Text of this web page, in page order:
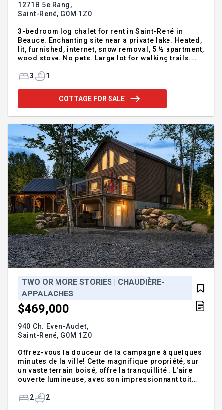
1271B 5e Rang,
Saint-René, G0M 1Z0
3-bedroom log chalet for rent in Saint-René in
Beauce. Enchanting site near a private lake. Heated,
lit, furnished, internet, snow removal, 5 ½ apartment,
wood stove. No pets. Large lot for walking trails.
information, please call or leave your full details
3 1
COTTAGE FOR SALE
TWO OR MORE STORIES | CHAUDIÈRE-
APPALACHES
$469,000
940 Ch. Even-Audet,
Saint-René, G0M 1Z0
Offrez-vous la douceur de la campagne à quelques
minutes de la ville! Cette magnifique propriété, sur
un vaste terrain boisé, offre la tranquillité . L'aire
ouverte lumineuse, avec son impressionnant toit
principale, crée une ambiance chaleureuse , 2
2 2